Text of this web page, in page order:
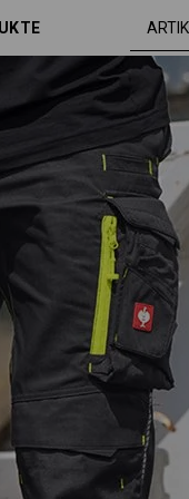
warngelb /
warnorange